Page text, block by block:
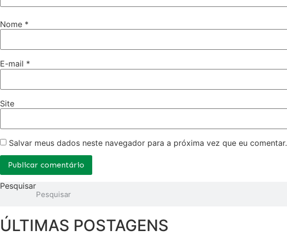
Nome *
E-mail *
Site
Salvar meus dados neste navegador para a próxima vez que eu comentar.
Pesquisar
ÚLTIMAS POSTAGENS